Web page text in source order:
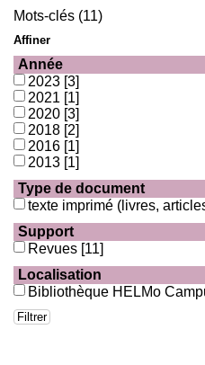
Mots-clés (11)
Affiner
Année
2023 [3]
2021 [1]
2020 [3]
2018 [2]
2016 [1]
2013 [1]
Type de document
texte imprimé (livres,
Support
Revues [11]
Localisation
Bibliothèque HELMo